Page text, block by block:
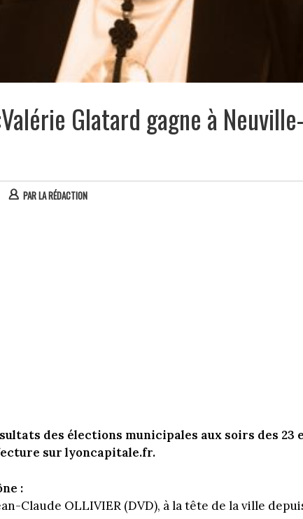
Glatard gagne à
PARLA RÉDACTION
des élections municipales aux soirs des 23
sur lyoncapitale.fr.
:
Claude OLLIVIER (DVD), à la tête de la ville